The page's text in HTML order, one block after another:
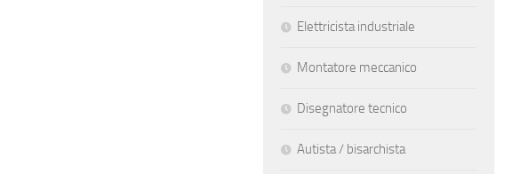
Elettricista industriale
Montatore meccanico
Disegnatore tecnico
Autista / bisarchista